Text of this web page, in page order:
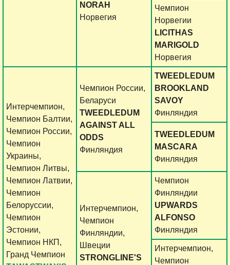
NORAH
Норвегия
Чемпион
Норвегии
LICITHAS
MARIGOLD
Норвегия
Интерчемпион,
Чемпион Балтии,
Чемпион России,
Чемпион
Украины,
Чемпион Литвы,
Чемпион Латвии,
Чемпион
Белоруссии,
Чемпион
Эстонии,
Чемпион НКП,
Гранд Чемпион
Чемпион России,
Беларуси
TWEEDLEDUM
AGAINST ALL
ODDS
Финляндия
TWEEDLEDUM
BROOKLAND
SAVOY
Финляндия
TWEEDLEDUM
MASCARA
Финляндия
Интерчемпион,
Чемпион
Финляндии,
Швеции
STRONGLINE'S
Чемпион
Финляндии
UPWARDS
ALFONSO
Финляндия
Интерчемпион,
Чемпион